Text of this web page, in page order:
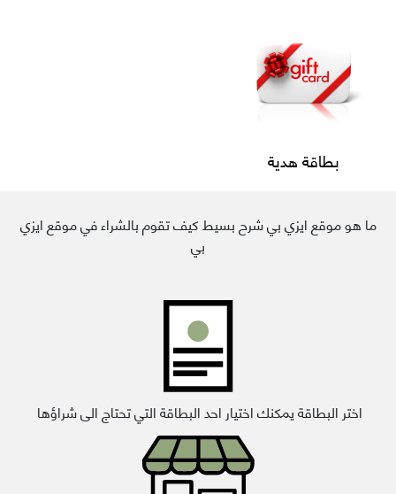
بطاقة هدية
ما هو موقع ايزي بي شرح بسيط كيف تقوم بالشراء في موقع ايزي
بي
اختر البطاقة يمكنك اختيار احد البطاقة التي تحتاج الى شراؤها